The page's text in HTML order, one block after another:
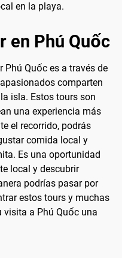
en la playa.
en Phú Quốc
Phú Quốc es a través de
comparten
isla. Estos tours son
una experiencia más
el recorrido, podrás
comida local y
Es una oportunidad
local y descubrir
podrías pasar por
estos tours y muchas
visita a Phú Quốc una